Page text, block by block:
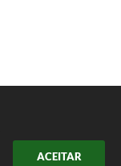
ACEITAR